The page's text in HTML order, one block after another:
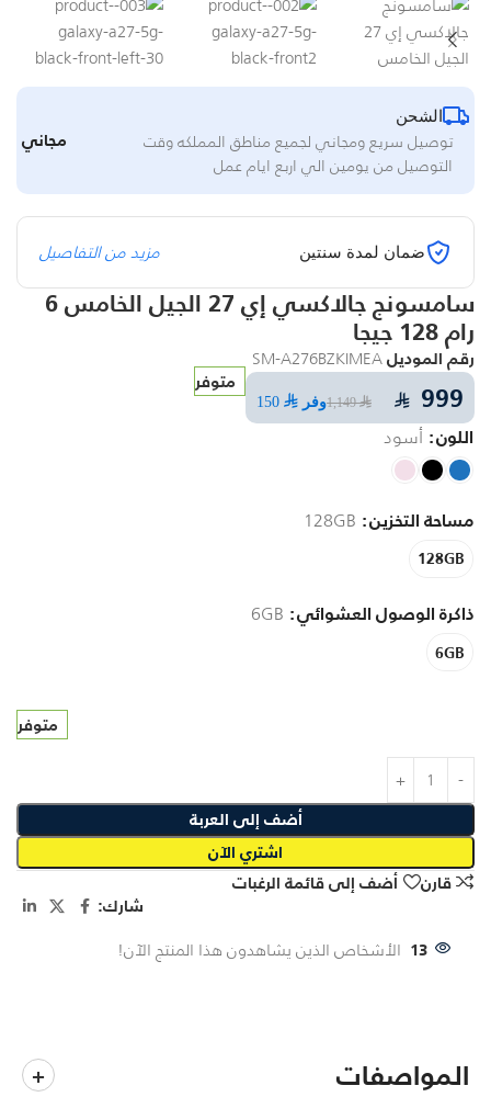
الشحن
توصيل سريع ومجاني لجميع مناطق المملكه وقت
التوصيل من يومين الي اربع ايام عمل
مجاني
ضمان لمدة سنتين مزيد من التفاصيل
سامسونج جالاكسي إي 27 الجيل الخامس 6
رام 128 جيجا
رقم الموديلSM-A276BZKIMEA
⃁ 999
⃁ 1,149 وفر ⃁ 150
متوفر
اللون أسود
مساحة التخزين 128GB
128GB
ذاكرة الوصول العشوائي 6GB
6GB
متوفر
أضف إلى العربة
اشتري الآن
قارن
أضف إلى قائمة الرغبات
شارك:
13 الأشخاص الذين يشاهدون هذا المنتج الآن!
المواصفات +